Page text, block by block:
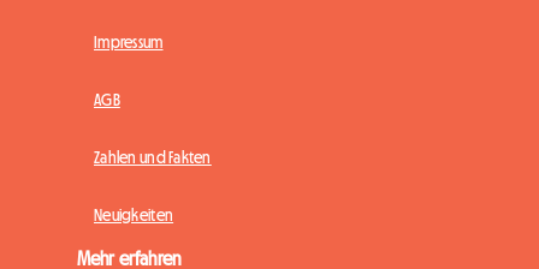
Impressum
AGB
Zahlen und Fakten
Neuigkeiten
Mehr erfahren